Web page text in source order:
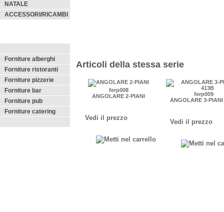
NATALE
ACCESSORI/RICAMBI
Forniture alberghi
Forniture ristoranti
Forniture pizzerie
Forniture bar
Forniture pub
Forniture catering
Articoli della stessa serie
ferp008
ANGOLARE 2-PIANI
Vedi il prezzo
ferp009
ANGOLARE 3-PIANI
Vedi il prezzo